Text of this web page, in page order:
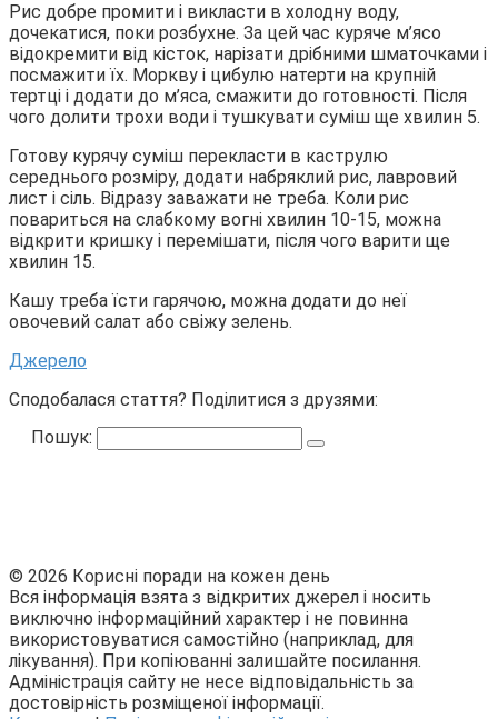
Рис добре промити і викласти в холодну воду,
дочекатися, поки розбухне. За цей час куряче м’ясо
відокремити від кісток, нарізати дрібними шматочками і
посмажити їх. Моркву і цибулю натерти на крупній
тертці і додати до м’яса, смажити до готовності. Після
чого долити трохи води і тушкувати суміш ще хвилин 5.
Готову курячу суміш перекласти в каструлю
середнього розміру, додати набряклий рис, лавровий
лист і сіль. Відразу заважати не треба. Коли рис
повариться на слабкому вогні хвилин 10-15, можна
відкрити кришку і перемішати, після чого варити ще
хвилин 15.
Кашу треба їсти гарячою, можна додати до неї
овочевий салат або свіжу зелень.
Джерело
Сподобалася стаття? Поділитися з друзями:
Пошук:
© 2026 Корисні поради на кожен день
Вся інформація взята з відкритих джерел і носить
виключно інформаційний характер і не повинна
використовуватися самостійно (наприклад, для
лікування). При копіюванні залишайте посилання.
Адміністрація сайту не несе відповідальність за
достовірність розміщеної інформації.